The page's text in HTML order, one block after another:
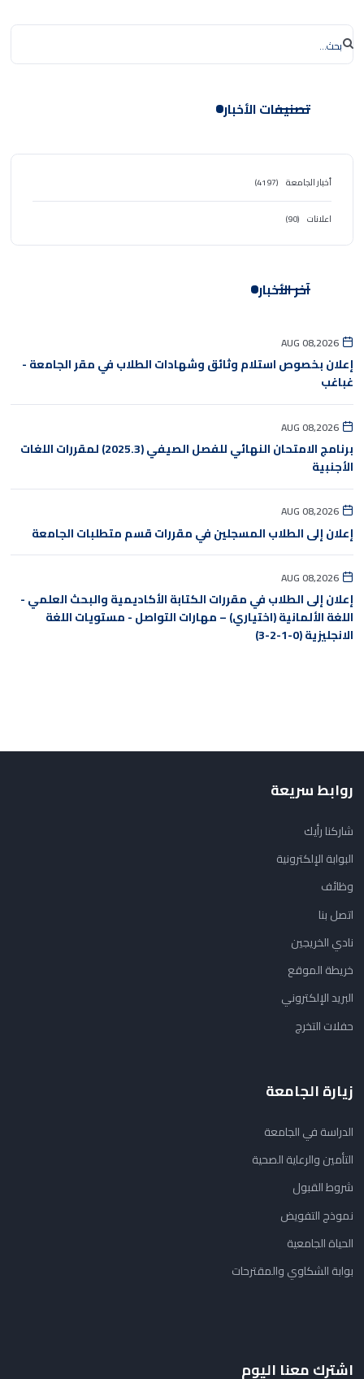
تصنيفات الأخبار
أخبار الجامعة (4197)
اعلانات (90)
آخر الأخبار
AUG 08,2026
إعلان بخصوص استلام وثائق وشهادات الطلاب في مقر الجامعة -
غباغب
AUG 08,2026
برنامج الامتحان النهائي للفصل الصيفي (2025.3) لمقررات اللغات
الأجنبية
AUG 08,2026
إعلان إلى الطلاب المسجلين في مقررات قسم متطلبات الجامعة
AUG 08,2026
إعلان إلى الطلاب في مقررات الكتابة الأكاديمية والبحث العلمي -
اللغة الألمانية (اختياري) – مهارات التواصل - مستويات اللغة
الانجليزية (0-1-2-3)
روابط سريعة
شاركنا رأيك
البوابة الإلكترونية
وظائف
اتصل بنا
نادي الخريجين
خريطة الموقع
البريد الإلكتروني
حفلات التخرج
زيارة الجامعة
الدراسة في الجامعة
التأمين والرعاية الصحية
شروط القبول
نموذج التفويض
الحياة الجامعية
بوابة الشكاوي والمقترحات
اشترك معنا اليوم